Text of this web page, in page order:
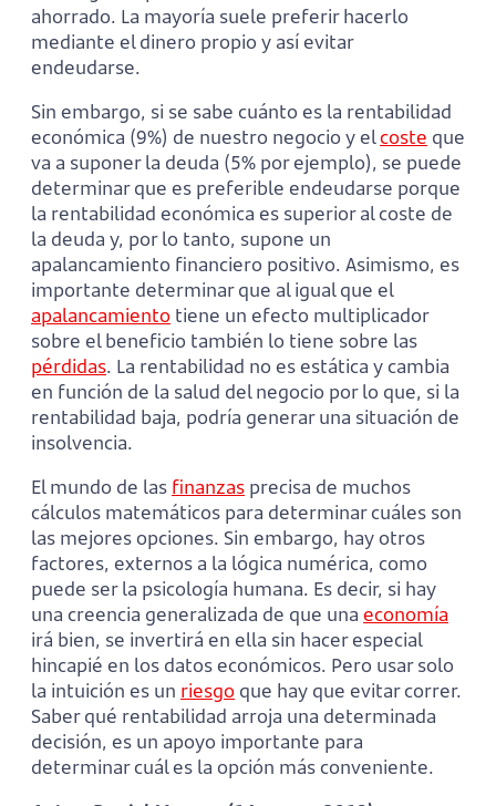
ahorrado. La mayoría suele preferir hacerlo
mediante el dinero propio y así evitar
endeudarse.
Sin embargo, si se sabe cuánto es la rentabilidad
económica (9%) de nuestro negocio y elcoste que
va a suponer la deuda (5% por ejemplo), se puede
determinar que es preferible endeudarse porque
la rentabilidad económica es superior al coste de
la deuda y, por lo tanto, supone un
apalancamiento financiero positivo. Asimismo, es
importante determinar que al igual que el
apalancamiento tiene un efecto multiplicador
sobre el beneficio también lo tiene sobre las
pérdidas. La rentabilidad no es estática y cambia
en función de la salud del negocio por lo que, si la
rentabilidad baja, podría generar una situación de
insolvencia.
El mundo de las finanzas precisa de muchos
cálculos matemáticos para determinar cuáles son
las mejores opciones. Sin embargo, hay otros
factores, externos a la lógica numérica, como
puede ser la psicología humana. Es decir, si hay
una creencia generalizada de que una economía
irá bien, se invertirá en ella sin hacer especial
hincapié en los datos económicos. Pero usar solo
la intuición es un riesgo que hay que evitar correr.
Saber qué rentabilidad arroja una determinada
decisión, es un apoyo importante para
determinar cuál es la opción más conveniente.